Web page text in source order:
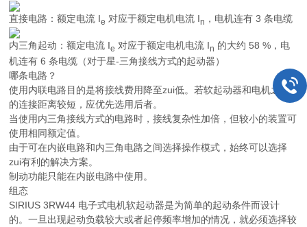
直接电路：额定电流 Ie 对应于额定电机电流 In ，电机连有 3 条电缆
内三角起动：额定电流 Ie 对应于额定电机电流 In 的大约 58 %，电
机连有 6 条电缆（对于星-三角接线方式的起动器）
哪条电路？
使用内联电路目的是将接线费用降至zui低。若软起动器和电机之间
的连接距离较短，应优先选用后者。
当使用内三角接线方式的电路时，接线复杂性加倍，但较小的装置可
使用相同额定值。
由于可在内嵌电路和内三角电路之间选择操作模式，始终可以选择
zui有利的解决方案。
制动功能只能在内嵌电路中使用。
组态
SIRIUS 3RW44 电子式电机软起动器是为简单的起动条件而设计
的。一旦出现起动负载较大或者起停频率增加的情况，就必须选择较